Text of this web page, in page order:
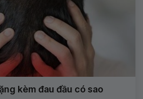
kèm đau đầu có sao